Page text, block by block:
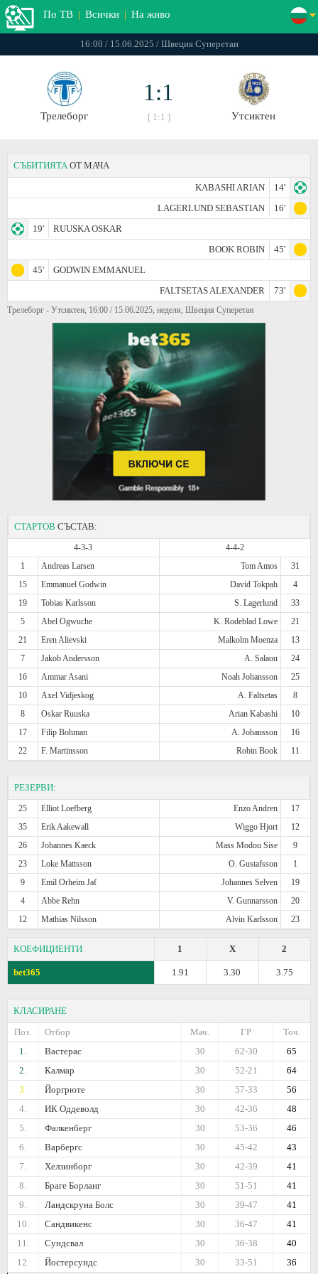
По ТВ | Всички | На живо
16:00 / 15.06.2025 / Швеция Суперетан
Трелеборг
1:1
[ 1:1 ] Утсиктен
СЪБИТИЯТА ОТ МАЧА
KABASHI ARIAN
14'
LAGERLUND SEBASTIAN
16'
19'
RUUSKA OSKAR
BOOK ROBIN
45'
45'
GODWIN EMMANUEL
FALTSETAS ALEXANDER
73'
Трелеборг - Утсиктен, 16:00 / 15.06.2025, неделя, Швеция Суперетан
СТАРТОВ СЪСТАВ:
4-3-3
4-4-2
1
Andreas Larsen Tom Amos
31
15
Emmanuel Godwin David Tokpah
4
19
Tobias Karlsson S. Lagerlund
33
5
Abel Ogwuche K. Rodeblad Lowe
21
21
Eren Alievski Malkolm Moenza
13
7
Jakob Andersson A. Salaou
24
16
Ammar Asani Noah Johansson
25
10
Axel Vidjeskog A. Faltsetas
8
8
Oskar Ruuska Arian Kabashi
10
17
Filip Bohman A. Johansson
16
22
F. Martinsson Robin Book 11
РЕЗЕРВИ:
25 Elliot Loefberg Enzo Andren
17
35
Erik Aakewall Wiggo Hjort
12
26
Johannes Kaeck Mass Modou Sise
9
23
Loke Mattsson O. Gustafsson
1
9
Emil Orheim Jaf Johannes Selven
19
4
Abbe Rehn V. Gunnarsson
20
12
Mathias Nilsson Alvin Karlsson 23
КОЕФИЦИЕНТИ 2
X
1
bet365 3.75
3.30
1.91
КЛАСИРАНЕ
Поз.
Отбор Точ.
ГР
Мач.
1.
Вастерас 65
62-30
30
2.
Калмар 64
52-21
30
3.
Йоргрюте 56
57-33
30
4.
ИК Оддеволд 48
42-36
30
5.
Фалкенберг 46
53-36
30
6.
Варбергс 43
45-42
30
7.
Хелзинборг 41
42-39
30
8.
Браге Борланг 41
51-51
30
9.
Ландскруна Болс 41
39-47
30
10.
Сандвикенс 41
36-47
30
11.
Сундсвал 40
36-38
30
12.
Йостерсундс 36
33-51
30